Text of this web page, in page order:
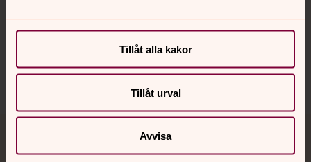
Tillåt alla kakor
Tillåt urval
Avvisa
Sociala kanaler